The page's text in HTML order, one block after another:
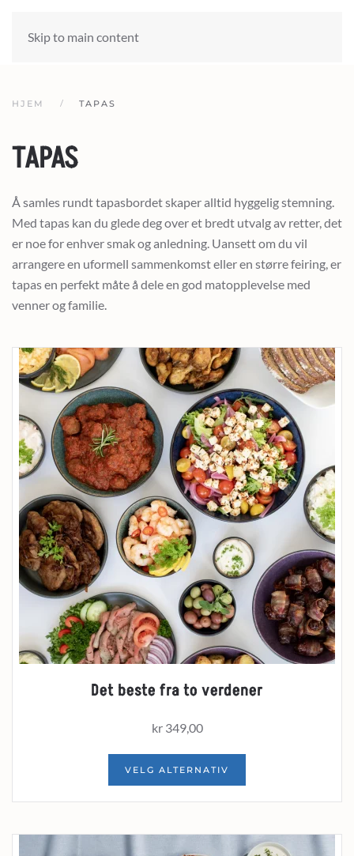
Skip to main content
HJEM TAPAS
TAPAS
Å samles rundt tapasbordet skaper alltid hyggelig stemning.
Med tapas kan du glede deg over et bredt utvalg av retter, det
er noe for enhver smak og anledning. Uansett om du vil
arrangere en uformell sammenkomst eller en større feiring, er
tapas en perfekt måte å dele en god matopplevelse med
venner og familie.
Det beste fra to verdener
kr349,00
VELG ALTERNATIV